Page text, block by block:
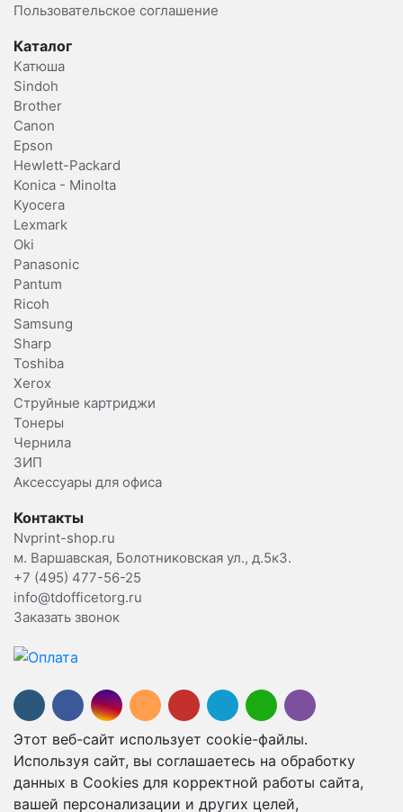
Пользовательское соглашение
Каталог
Катюша
Sindoh
Brother
Canon
Epson
Hewlett-Packard
Konica - Minolta
Kyocera
Lexmark
Oki
Panasonic
Pantum
Ricoh
Samsung
Sharp
Toshiba
Xerox
Струйные картриджи
Тонеры
Чернила
ЗИП
Аксессуары для офиса
Контакты
Nvprint-shop.ru
м. Варшавская, Болотниковская ул., д.5к3.
+7 (495) 477-56-25
info@tdofficetorg.ru
Заказать звонок
Этот веб-сайт использует cookie-файлы.
Используя сайт, вы соглашаетесь на обработку
данных в Cookies для корректной работы сайта,
вашей персонализации и других целей,